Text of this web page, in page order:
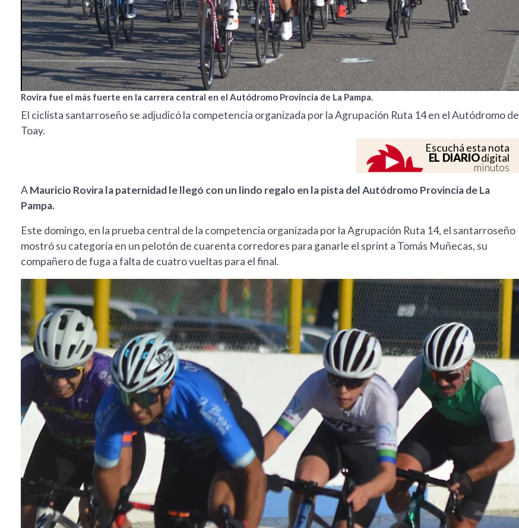
Rovira fue el más fuerte en la carrera central en el Autódromo Provincia de La Pampa.
El ciclista santarroseño se adjudicó la competencia organizada por la Agrupación Ruta 14 en el Autódromo de
Toay.
Escuchá esta nota
EL DIARIOdigital
minutos
AMauricio Rovira la paternidad le llegó con un lindo regalo en la pista del Autódromo Provincia de La
Pampa.
Este domingo, en la prueba central de la competencia organizada por la Agrupación Ruta 14, el santarroseño
mostró su categoría en un pelotón de cuarenta corredores para ganarle el sprint a Tomás Muñecas, su
compañero de fuga a falta de cuatro vueltas para el final.